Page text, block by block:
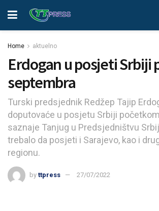
Home aktuelno
Erdogan u posjeti Srbiji
septembra
Turski predsjednik Redžep Tajip
doputovaće u posjetu Srbiji
saznaje Tanjug u Predsjedništvu
trebalo da posjeti i Sarajevo, kao i
regionu.
by ttpress 27/07/2022